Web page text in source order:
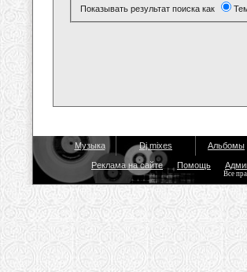
Показывать результат поиска как
Музыка Dj mixes Альбомы
Реклама на сайте Помощь
Все